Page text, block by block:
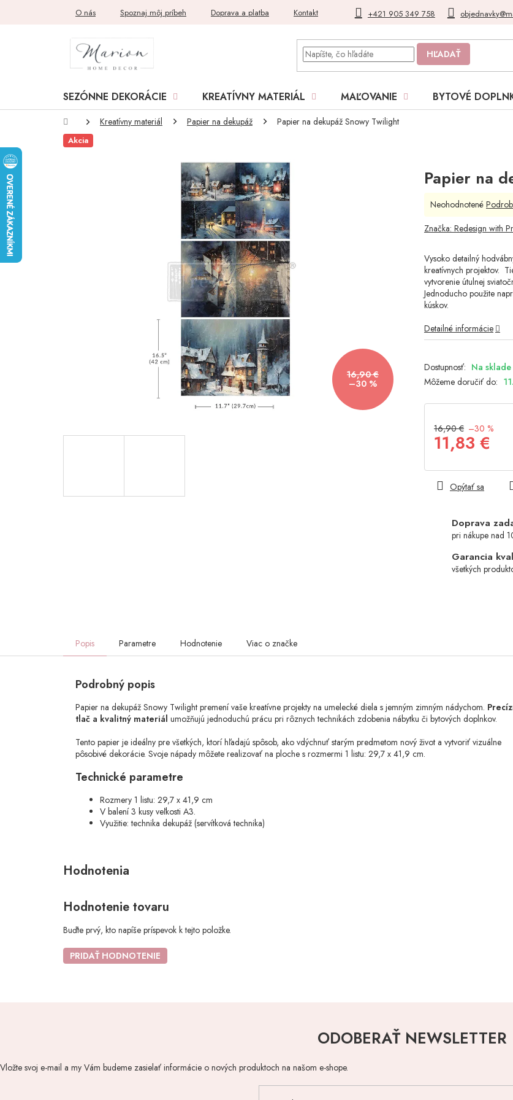
+421 905 349 758
O nás Spoznaj môj príbeh Doprava a platba Kontakt Blog Moja objednávka
HĽADAŤ
SEZÓNNE DEKORÁCIE KREATÍVNY MATERIÁL MAĽOVANIE BYTOVÉ
DomovKreatívny materiál Papier na dekupáž Papier na dekupáž Snowy Twilight
Akcia
16,90 €
–30 %
Papier na
Na sklade
Môžeme doručiť do:
16,90 € –30 %
11,83 €
cena:
Doprava
pri nákupe nad
Garancia
všetkých
Vysoko detailný
kreatívnych projektov.
vytvorenie útulnej
Jednoducho použite
kúskov.
Detailné informácie
Opýtať sa
Priemerné
produktu
z
5
hviezdičiek.
Neohodnotené
Značka: Redesign with
Popis Parametre Hodnotenie Viac o značke
Podrobný popis
Papier na dekupáž Snowy Twilight premení vaše kreatívne projekty na umelecké diela s jemným zimným nádychom.
tlač a kvalitný materiál umožňujú jednoduchú prácu pri rôznych technikách zdobenia nábytku či bytových doplnkov.
Tento papier je ideálny pre všetkých, ktorí hľadajú spôsob, ako vdýchnuť starým predmetom nový život a vytvoriť vizuálne
pôsobivé dekorácie. Svoje nápady môžete realizovať na ploche s rozmermi 1 listu: 29,7 x 41,9 cm.
Technické parametre
Rozmery 1 listu: 29,7 x 41,9 cm
V balení 3 kusy veľkosti A3.
Využitie: technika dekupáž (servítková technika)
Hodnotenie tovaru
Buďte prvý, kto napíše príspevok k tejto položke.
PRIDAŤ HODNOTENIE
ODOBERAŤ NEWSLETTER
Vložte svoj e-mail a my Vám budeme zasielať informácie o nových produktoch na našom e-shope.